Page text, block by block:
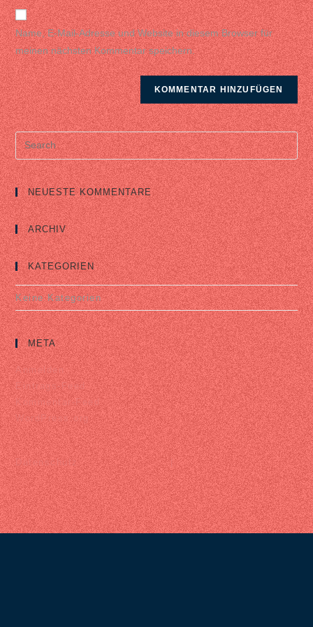
website
URL
(optional)
Name, E-Mail-Adresse und Website in diesem Browser für
meinen nächsten Kommentar speichern.
Search
for:
NEUESTE KOMMENTARE
ARCHIV
KATEGORIEN
Keine Kategorien
META
Anmelden
Eintrags-Feed
Kommentar-Feed
WordPress.org
Datenschutz |